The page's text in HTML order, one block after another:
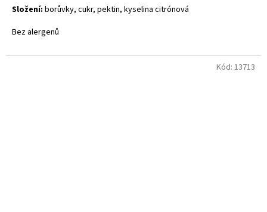
Složení: borůvky, cukr, pektin, kyselina citrónová
Bez alergenů
Kód: 13713